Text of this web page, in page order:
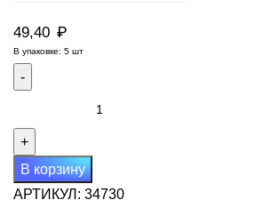
49,40 ₽
В упаковке: 5 шт
Тройник-
евро
PIV
В корзину
АРТИКУЛ: 34730